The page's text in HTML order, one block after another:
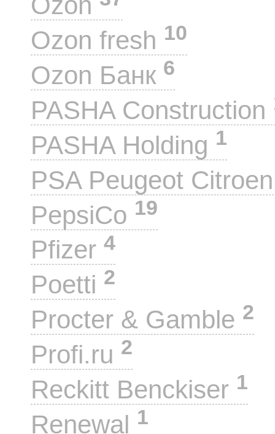
Ozon fresh 10
Ozon Банк 6
PASHA Construction
PASHA Holding 1
PSA Peugeot
PepsiCo 19
Pfizer 4
Poetti 2
Procter & Gamble 2
Profi.ru 2
Reckitt Benckiser 1
Renewal 1